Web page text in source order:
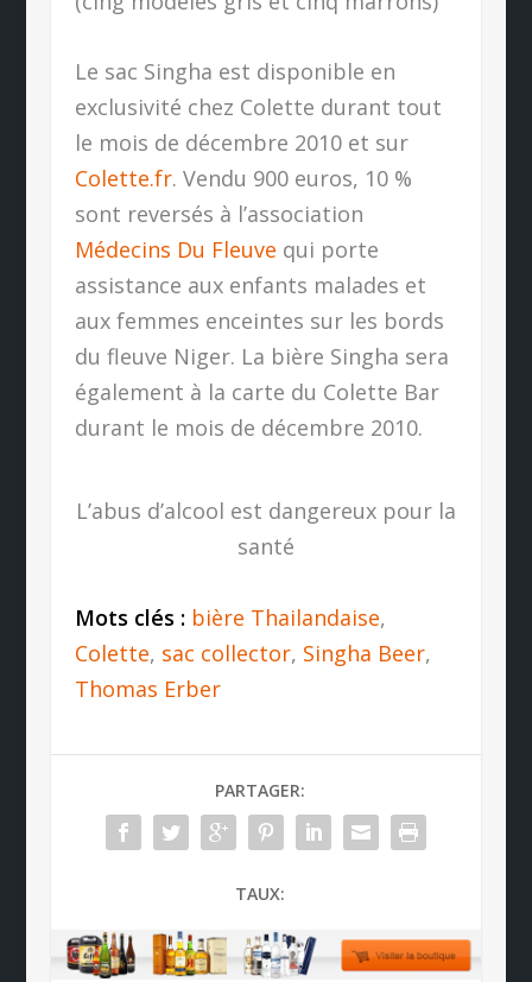
Le sac Singha est disponible en
exclusivité chez Colette durant tout
le mois de décembre 2010 et sur
Colette.fr. Vendu 900 euros, 10 %
sont reversés à l’association
Médecins Du Fleuve qui porte
assistance aux enfants malades et
aux femmes enceintes sur les bords
du fleuve Niger. La bière Singha sera
également à la carte du Colette Bar
durant le mois de décembre 2010.
L’abus d’alcool est dangereux pour la
santé
Mots clés : bière Thailandaise,
Colette, sac collector, Singha Beer,
Thomas Erber
PARTAGER:
TAUX: